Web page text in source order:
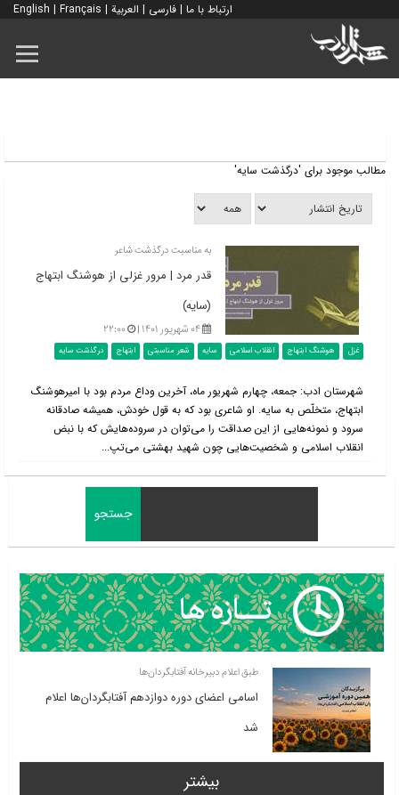
ارتباط با ما | فارسی | العربية |
English | Français
مطالب موجود برای 'درگذشت سایه'
به مناسبت درگذشت شاعر
قدر مرد | مرور غزلی از هوشنگ ابتهاج
(سایه)
۰۴ شهریور ۱۴۰۱ | ۲۲:۰۰
غزل هوشنگ ابتهاج انقلاب اسلامی سایه شعر مناسبتی ابتهاج درگذشت سایه
شهرستان ادب: جمعه، چهارم شهریور ماه، آخرین وداع مردم بود با امیرهوشنگ
ابتهاج، متخلّص به سایه. او شاعری بود که به قول خودش، همیشه صادقانه
سرود و نمونه‌هایی از این صداقت را می‌توان در سروده‌هایش که با نبض
انقلاب اسلامی و شخصیت‌هایی چون شهید بهشتی می‌تپ...
طبق اعلام دبیرخانه آفتابگردان‌ها
اسامی اعضای دوره دوازدهم آفتابگردان‌ها اعلام
شد
بیشتر